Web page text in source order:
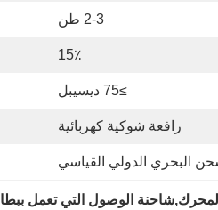
2-3 طن
15٪
≥75 ديسيبل
رافعة شوكية كهربائية
البحري الدولي القياسي
الوصول التي تعمل